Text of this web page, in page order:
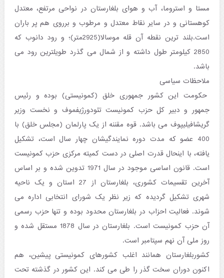
مستا و استروما، آب و هوای بلغارستان در نواحی مرتفع، معتدل
کوهستانی و در سایر نقاط معتدل و مرطوب و برروی هم پر باران
است.بلند ترین نقطه آن قله موسالا(2925متر)؛ و رود دانوب که
2850 کیلومتر طول داشته و از شمال می گذرد طویلترین رود می
باشد.
ملاحظات سیاسی
حکومت این کشور جمهوری خلق (کمونیستی) بوده و رئیس
جمهور و دبیر کل حزب کمونیست تئودورژیفموف و نخست وزیر
گریشافیلیپوف می باشد. قوه مقننه از یک پارلمان (مجلس خلق) با
400 عضو که مدت دوره نمایندگیشان چهار سال است، تشکیل
یافته، با اینحال قدرت اصلی در دست کمیته مرکزی حزب کمونیست
است. قانون اساسی موجود در سال 1971 تدوین شده و بر اساس
آخرین تقسیمات کشوری، بلغارستان از 27 استان و یک ناحیه
شهری تشکیل گردیده که زیر نظر یک شورای انتخابی اداره می
شوند. فعالیت احزاب در بلغارستان محدود بوده و تنها حزب رسمی
آن حزب کمونیست است. بلغارستان در سال 1878 مستقل شده و
روز ملی آن نهم سپتامبر است.
کشوربلغارستان همانند اغلب کشورهای کمونیستی پیشین، هم
اکنون دوران سخت گذر را طی می کند. این کشور در گذشته تحت